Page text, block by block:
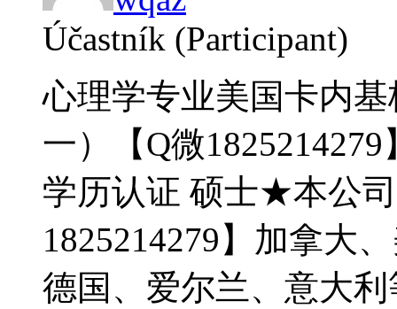
Účastník (Participant)
心理学专业美国卡内
一）【Q微
学历认证 硕士★本公
1825214279】加拿大
德国、爱尔兰、意大